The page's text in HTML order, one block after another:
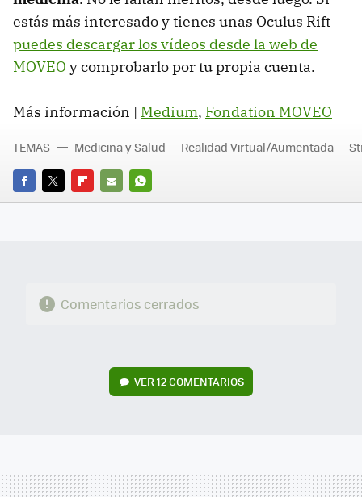
estás más interesado y tienes unas Oculus Rift
puedes descargar los vídeos desde la web de
MOVEO y comprobarlo por tu propia cuenta.
Más información | Medium, Fondation MOVEO
FACEBOOK
TWITTERFLIPBOARD
E-
WHATSAPP
TEMAS Medicina y Salud Realidad Virtual/Aumentada
Comentarios cerrados
VER 12 COMENTARIOS